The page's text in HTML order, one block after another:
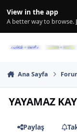
View in the app
A better way to browse.
Ana Sayfa
YAYAMAZ
Paylaş